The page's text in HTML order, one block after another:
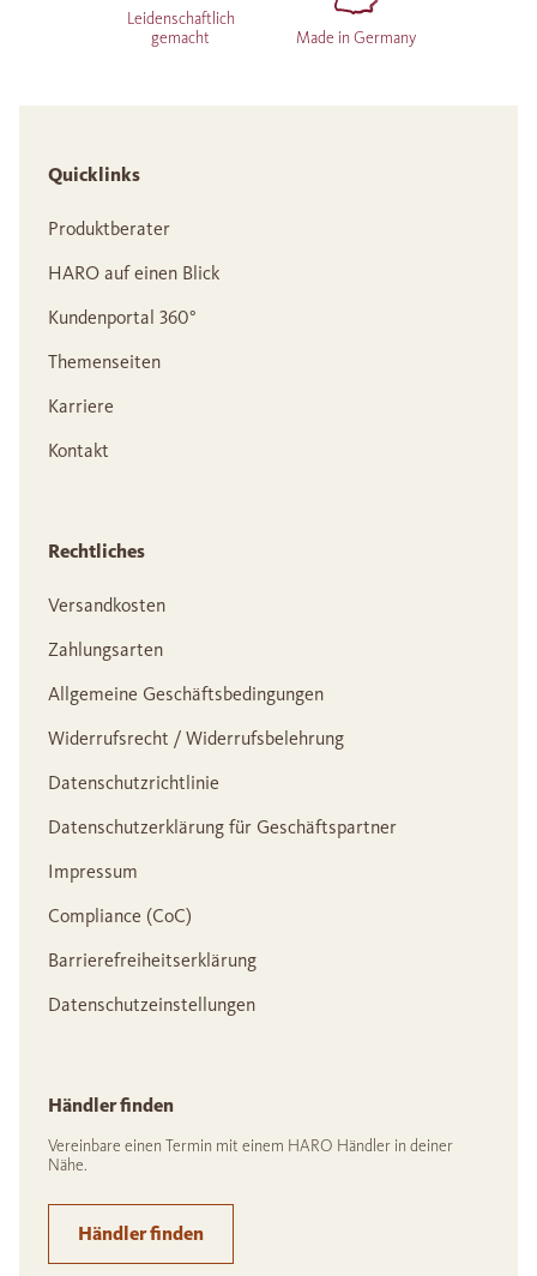
Leidenschaftlich
gemacht
Made in Germany
Quicklinks
Produktberater
HARO auf einen Blick
Kundenportal 360°
Themenseiten
Karriere
Kontakt
Rechtliches
Versandkosten
Zahlungsarten
Allgemeine Geschäftsbedingungen
Widerrufsrecht / Widerrufsbelehrung
Datenschutzrichtlinie
Datenschutzerklärung für Geschäftspartner
Impressum
Compliance (CoC)
Barrierefreiheitserklärung
Datenschutzeinstellungen
Händler finden
Vereinbare einen Termin mit einem HARO Händler in deiner
Nähe.
Händler finden